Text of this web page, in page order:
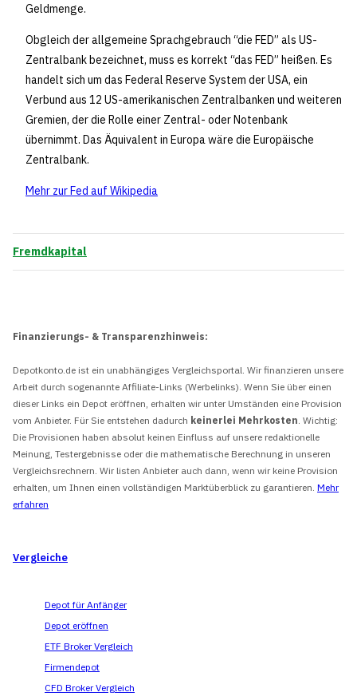
Geldmenge.
Obgleich der allgemeine Sprachgebrauch “die FED” als US-
Zentralbank bezeichnet, muss es korrekt “das FED” heißen. Es
handelt sich um das Federal Reserve System der USA, ein
Verbund aus 12 US-amerikanischen Zentralbanken und weiteren
Gremien, der die Rolle einer Zentral- oder Notenbank
übernimmt. Das Äquivalent in Europa wäre die Europäische
Zentralbank.
Mehr zur Fed auf Wikipedia
Fremdkapital
Finanzierungs- & Transparenzhinweis:
Depotkonto.de ist ein unabhängiges Vergleichsportal. Wir finanzieren unsere
Arbeit durch sogenannte Affiliate-Links (Werbelinks). Wenn Sie über einen
dieser Links ein Depot eröffnen, erhalten wir unter Umständen eine Provision
vom Anbieter. Für Sie entstehen dadurch keinerlei Mehrkosten. Wichtig:
Die Provisionen haben absolut keinen Einfluss auf unsere redaktionelle
Meinung, Testergebnisse oder die mathematische Berechnung in unseren
Vergleichsrechnern. Wir listen Anbieter auch dann, wenn wir keine Provision
erhalten, um Ihnen einen vollständigen Marktüberblick zu garantieren. Mehr
erfahren
Vergleiche
Depot für Anfänger
Depot eröffnen
ETF Broker Vergleich
Firmendepot
CFD Broker Vergleich